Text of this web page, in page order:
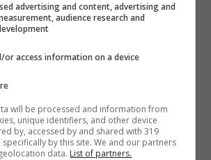
advertising and content, advertising and
audience research and
or access information on a device
will be processed and information from
unique identifiers, and other device
by, accessed by and shared with 319
by this site. We and our partners
data. List of partners.